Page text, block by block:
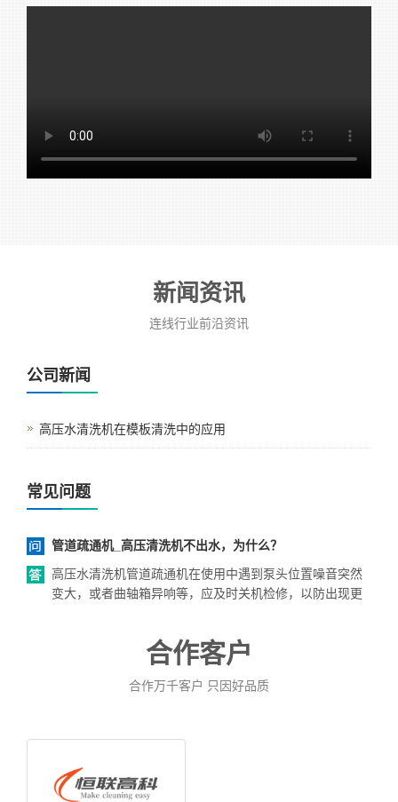
新闻资讯
连线行业前沿资讯
公司新闻
高压水清洗机在模板清洗中的应用
常见问题
管道疏通机_高压清洗机不出水，为什么？
高压水清洗机管道疏通机在使用中遇到泵头位置噪音突然
变大，或者曲轴箱异响等，应及时关机检修，以防出现更
合作客户
合作万千客户 只因好品质